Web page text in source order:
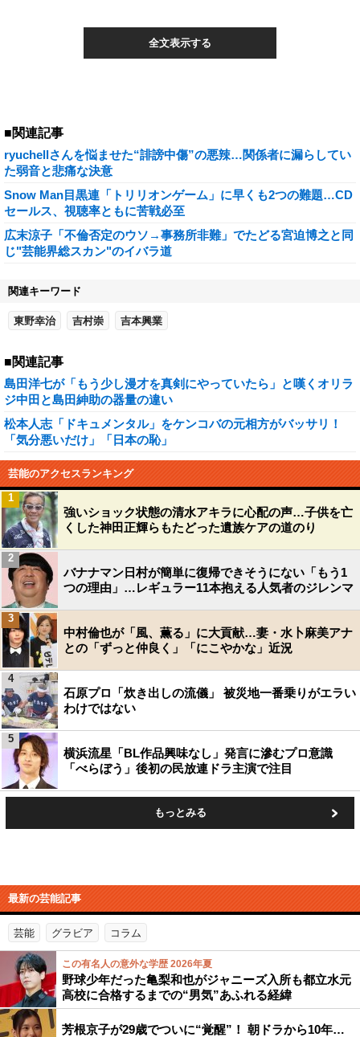
全文表示する
■関連記事
ryuchellさんを悩ませた“誹謗中傷”の悪辣…関係者に漏らしてい
た弱音と悲痛な決意
Snow Man目黒連「トリリオンゲーム」に早くも2つの難題…CD
セールス、視聴率ともに苦戦必至
広末涼子「不倫否定のウソ→事務所非難」でたどる宮迫博之と同
じ"芸能界総スカン"のイバラ道
関連キーワード
東野幸治 吉村崇 吉本興業
■関連記事
島田洋七が「もう少し漫才を真剣にやっていたら」と嘆くオリラ
ジ中田と島田紳助の器量の違い
松本人志「ドキュメンタル」をケンコバの元相方がバッサリ！
「気分悪いだけ」「日本の恥」
芸能のアクセスランキング
強いショック状態の清水アキラに心配の声…子供を亡
くした神田正輝らもたどった遺族ケアの道のり
1
バナナマン日村が簡単に復帰できそうにない「もう1
つの理由」…レギュラー11本抱える人気者のジレンマ
2
中村倫也が「風、薫る」に大貢献…妻・水卜麻美アナ
との「ずっと仲良く」「にこやかな」近況
3
石原プロ「炊き出しの流儀」 被災地一番乗りがエラい
わけではない
4
横浜流星「BL作品興味なし」発言に滲むプロ意識
「べらぼう」後初の民放連ドラ主演で注目
5
もっとみる
最新の芸能記事
芸能 グラビア コラム
この有名人の意外な学歴 2026年夏
野球少年だった亀梨和也がジャニーズ入所も都立水元
高校に合格するまでの“男気”あふれる経緯
芳根京子が29歳でついに“覚醒”！ 朝ドラから10年…